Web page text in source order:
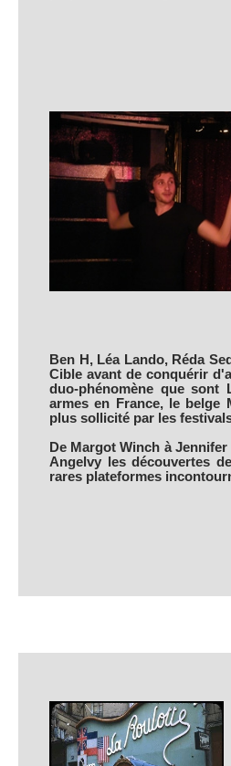
Ben H, Léa Lando, Réda
Cible avant de conquérir
duo-phénomène que
armes en France, le belge
plus sollicité par les
De Margot Winch à
Angelvy les découvertes
rares plateformes